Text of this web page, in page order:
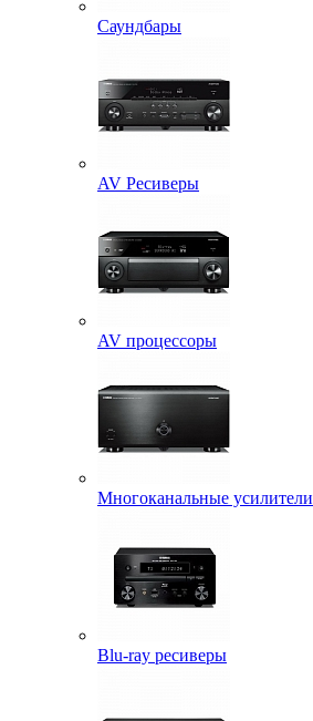
Саундбары
AV Ресиверы
AV процессоры
Многоканальные усилители
Blu-ray ресиверы